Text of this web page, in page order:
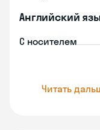
Английский
С носителем
Читать